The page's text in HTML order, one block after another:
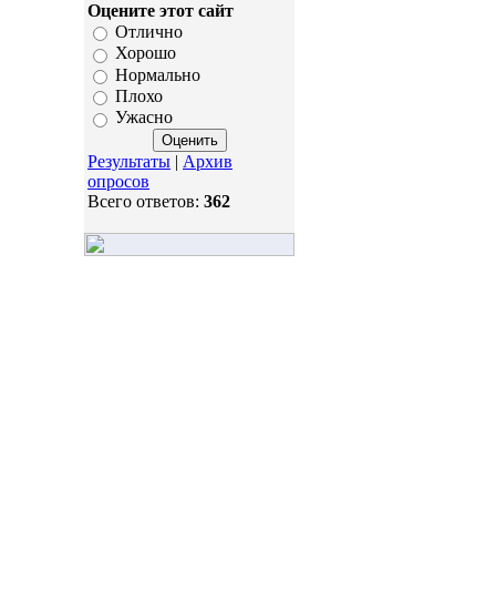
Оцените этот сайт
Отлично
Хорошо
Нормально
Плохо
Ужасно
Результаты | Архив
опросов
Всего ответов: 362